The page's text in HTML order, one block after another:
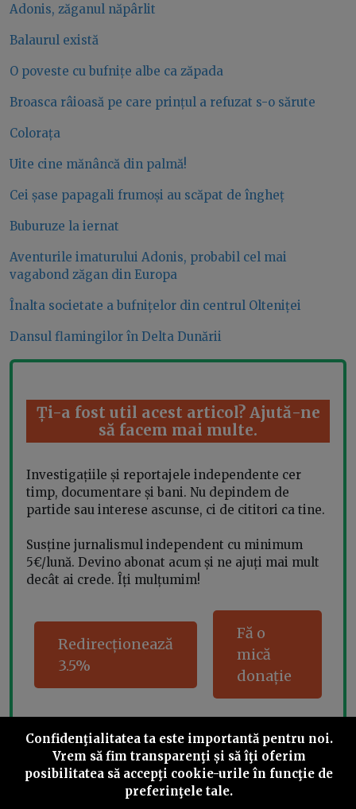
Adonis, zăganul năpârlit
Balaurul există
O poveste cu bufnițe albe ca zăpada
Broasca râioasă pe care prințul a refuzat s-o sărute
Colorața
Uite cine mănâncă din palmă!
Cei șase papagali frumoși au scăpat de îngheț
Buburuze la iernat
Aventurile imaturului Adonis, probabil cel mai
vagabond zăgan din Europa
Înalta societate a bufnițelor din centrul Olteniței
Dansul flamingilor în Delta Dunării
Ți-a fost util acest articol? Ajută-ne
să facem mai multe.
Investigațiile și reportajele independente cer
timp, documentare și bani. Nu depindem de
partide sau interese ascunse, ci de cititori ca tine.
Susține jurnalismul independent cu minimum
5€/lună. Devino abonat acum și ne ajuți mai mult
decât ai crede. Îți mulțumim!
Redirecționează
3.5%
Fă o
mică
donație
Share this
Confidenţialitatea ta este importantă pentru noi.
Vrem să fim transparenţi și să îţi oferim
posibilitatea să accepţi cookie-urile în funcţie de
preferinţele tale.